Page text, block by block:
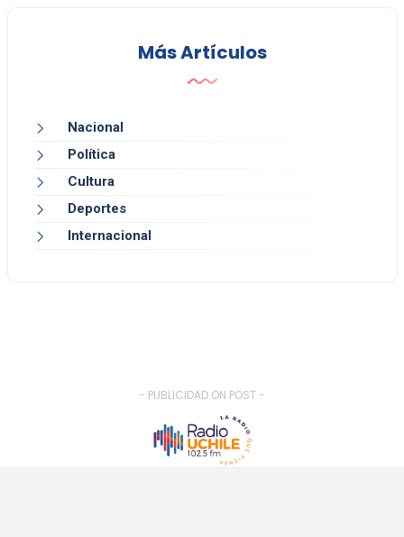
Más Artículos
Nacional
Política
Cultura
Deportes
Internacional
- PUBLICIDAD ON POST -